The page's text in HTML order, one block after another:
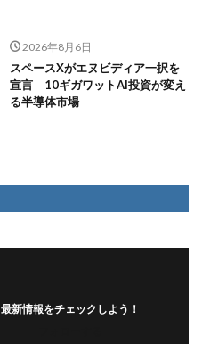
2026年8月6日
スペースXがエヌビディア一択を
宣言 10ギガワットAI投資が変え
る半導体市場
最新情報をチェックしよう！